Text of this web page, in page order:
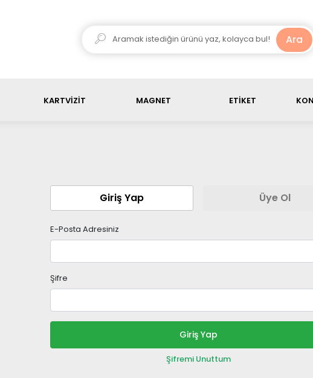
Ara
KARTVİZİT MAGNET ETİKET
Giriş Yap Üye Ol
E-Posta Adresiniz
Şifre
Giriş Yap
Şifremi Unuttum